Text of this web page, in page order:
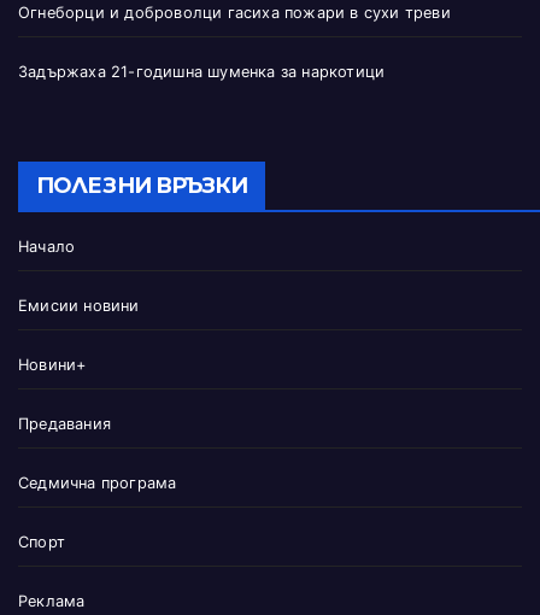
Огнеборци и доброволци гасиха пожари в сухи треви
Задържаха 21-годишна шуменка за наркотици
ПОЛЕЗНИ ВРЪЗКИ
Начало
Емисии новини
Новини+
Предавания
Седмична програма
Спорт
Реклама